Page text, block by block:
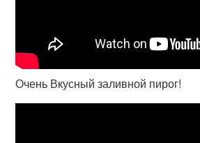
Очень Вкусный заливной пирог!